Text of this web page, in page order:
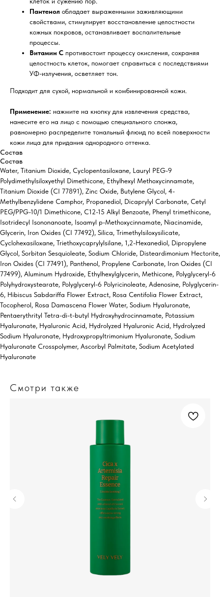
Пантенол обладает выраженными заживляющими
свойствами, стимулирует восстановление целостности
кожных покровов, останавливает воспалительные
процессы.
Витамин С противостоит процессу окисления, сохраняя
целостность клеток, помогает справиться с последствиями
УФ-излучения, осветляет тон.
Подходит для сухой, нормальной и комбинированной кожи.
Применение: нажмите на кнопку для извлечения средства,
нанесите его на лицо с помощью специального спонжа,
равномерно распределите тональный флюид по всей поверхности
кожи лица для придания однородного оттенка.
Состав
Состав
Water, Titanium Dioxide, Cyclopentasiloxane, Lauryl PEG-9
Polydimethylsiloxyethyl Dimethicone, Ethylhexyl Methoxycinnamate,
Titanium Dioxide (CI 77891), Zinc Oxide, Butylene Glycol, 4-
Methylbenzylidene Camphor, Propanediol, Dicaprylyl Carbonate, Cetyl
PEG/PPG-10/1 Dimethicone, C12-15 Alkyl Benzoate, Phenyl trimethicone,
Isotridecyl Isononanoate, Isoamyl p-Methoxycinnamate, Niacinamide,
Glycerin, Iron Oxides (CI 77492), Silica, Trimethylsiloxysilicate,
Cyclohexasiloxane, Triethoxycaprylylsilane, 1,2-Hexanediol, Dipropylene
Glycol, Sorbitan Sesquioleate, Sodium Chloride, Disteardimonium Hectorite,
Iron Oxides (CI 77491), Panthenol, Propylene Carbonate, Iron Oxides (CI
77499), Aluminum Hydroxide, Ethylhexylglycerin, Methicone, Polyglyceryl-6
Polyhydroxystearate, Polyglyceryl-6 Polyricinoleate, Adenosine, Polyglycerin-
6, Hibiscus Sabdariffa Flower Extract, Rosa Centifolia Flower Extract,
Tocopherol, Rosa Damascena Flower Water, Sodium Hyaluronate,
Pentaerythrityl Tetra-di-t-butyl Hydroxyhydrocinnamate, Potassium
Hyaluronate, Hyaluronic Acid, Hydrolyzed Hyaluronic Acid, Hydrolyzed
Sodium Hyaluronate, Hydroxypropyltrimonium Hyaluronate, Sodium
Hyaluronate Crosspolymer, Ascorbyl Palmitate, Sodium Acetylated
Hyaluronate
Смотри также